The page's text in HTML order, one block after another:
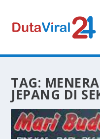
TAG:
JEPANG DI